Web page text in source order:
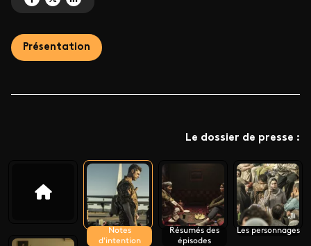
Présentation
Le dossier de presse :
Notes
d'intention
Résumés des
épisodes
Les personnages